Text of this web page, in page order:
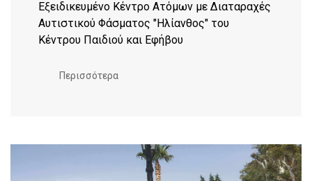
Εξειδικευμένο Κέντρο Ατόμων με Διαταραχές
Αυτιστικού Φάσματος "Ηλίανθος" του
Κέντρου Παιδιού και Εφήβου
Περισσότερα